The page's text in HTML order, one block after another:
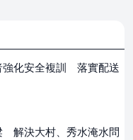
強化安全複訓 落實配送
解決大村、秀水淹水問